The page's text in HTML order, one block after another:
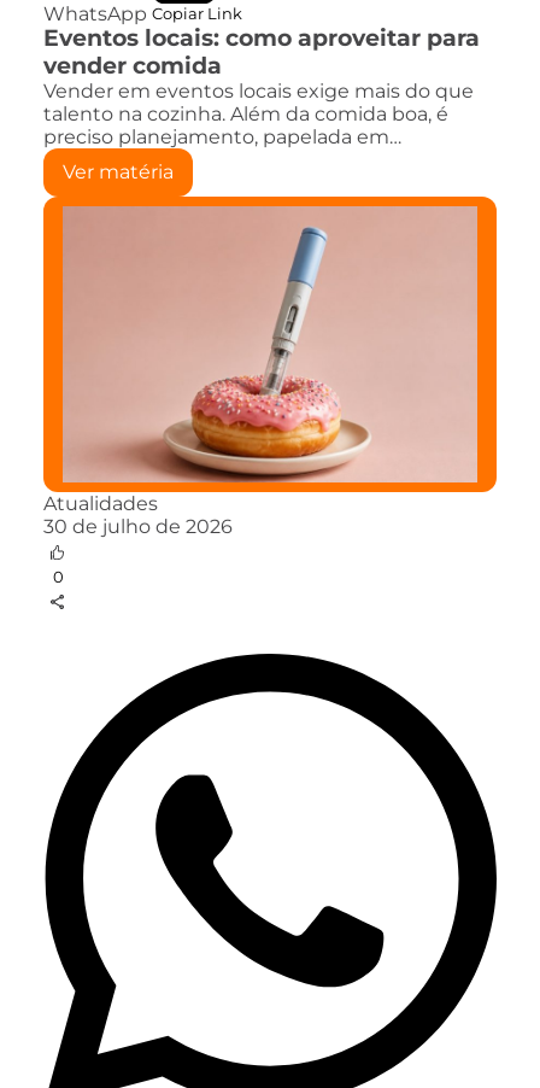
WhatsApp Copiar Link
Eventos locais: como aproveitar para
vender comida
Vender em eventos locais exige mais do que
talento na cozinha. Além da comida boa, é
preciso planejamento, papelada em…
Ver matéria
Atualidades
30 de julho de 2026
0